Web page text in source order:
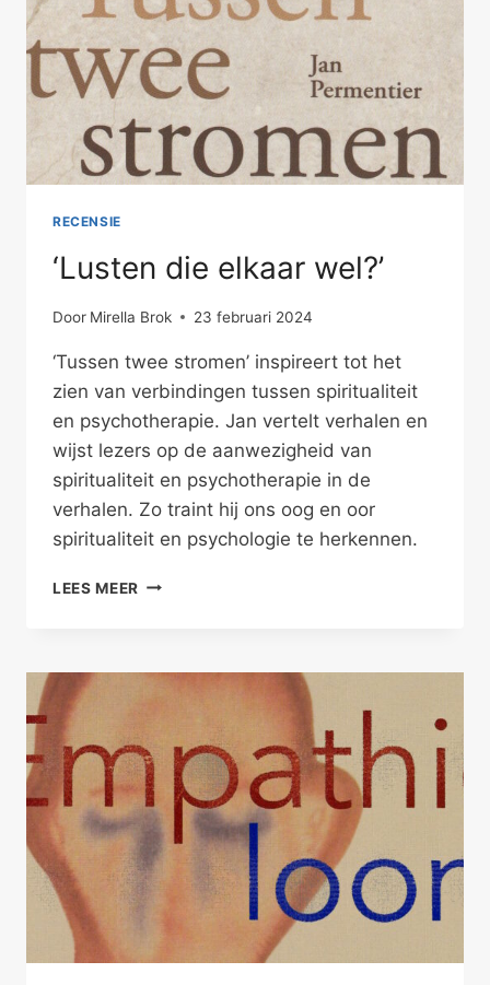
RECENSIE
‘Lusten die elkaar wel?’
Door Mirella Brok 23 februari 2024
‘Tussen twee stromen’ inspireert tot het
zien van verbindingen tussen spiritualiteit
en psychotherapie. Jan vertelt verhalen en
wijst lezers op de aanwezigheid van
spiritualiteit en psychotherapie in de
verhalen. Zo traint hij ons oog en oor
spiritualiteit en psychologie te herkennen.
LEES MEER ‘LUSTEN